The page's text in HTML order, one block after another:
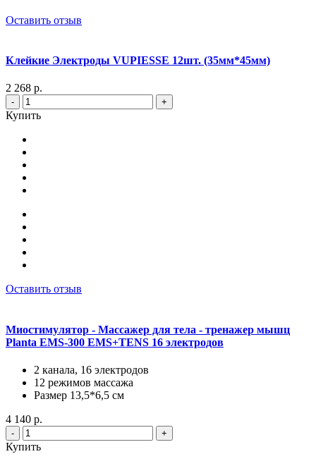
Оставить отзыв
Клейкие Электроды VUPIESSE 12шт. (35мм*45мм)
2 268 р.
- +
Купить
Оставить отзыв
Миостимулятор - Массажер для тела - тренажер мышц
Planta EMS-300 EMS+TENS 16 электродов
2 канала, 16 электродов
12 режимов массажа
Размер 13,5*6,5 см
4 140 р.
- +
Купить